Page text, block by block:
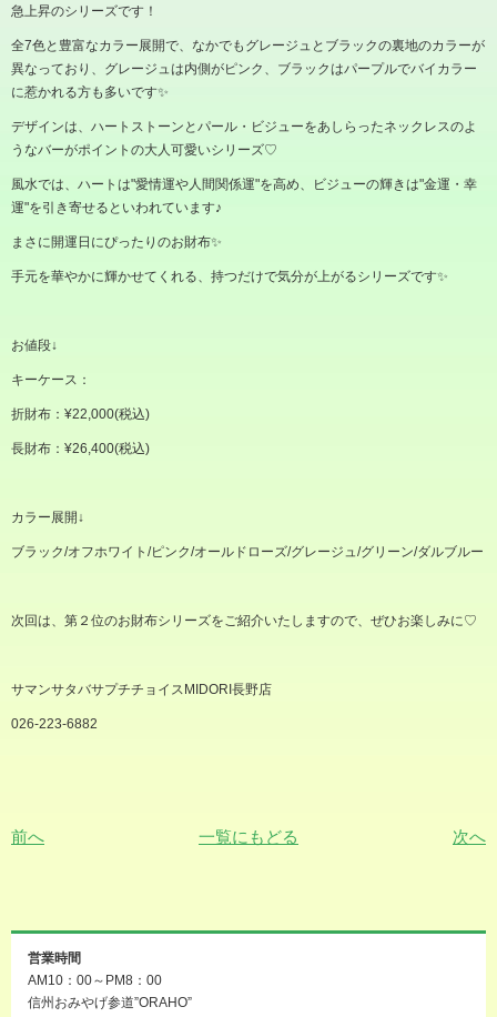
急上昇のシリーズです！
全7色と豊富なカラー展開で、なかでもグレージュとブラックの裏地のカラーが
異なっており、グレージュは内側がピンク、ブラックはパープルでバイカラー
に惹かれる方も多いです✨
デザインは、ハートストーンとパール・ビジューをあしらったネックレスのよ
うなバーがポイントの大人可愛いシリーズ♡
風水では、ハートは"愛情運や人間関係運"を高め、ビジューの輝きは"金運・幸
運"を引き寄せるといわれています♪
まさに開運日にぴったりのお財布✨
手元を華やかに輝かせてくれる、持つだけで気分が上がるシリーズです✨
お値段↓
キーケース：
折財布： ¥22,000(税込)
長財布： ¥26,400(税込)
カラー展開 ↓
ブラック/オフホワイト /ピンク/オールドローズ/グレージュ/グリーン/ダルブルー
次回は、第２位のお財布シリーズをご紹介いたしますので、ぜひお楽しみに♡
サマンサタバサプチチョイス MIDORI 長野店
026-223-6882
前へ 一覧にもどる 次へ
営業時間
AM10：00～PM8：00
信州おみやげ参道”ORAHO”